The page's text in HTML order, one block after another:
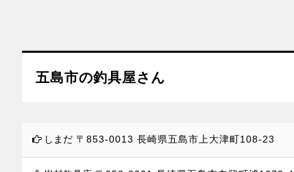
五島市の釣具屋さん
しまだ 〒853-0013 長崎県五島市上大津町108-23